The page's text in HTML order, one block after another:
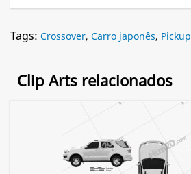
Tags: Crossover, Carro japonês, Pickup
Clip Arts relacionados